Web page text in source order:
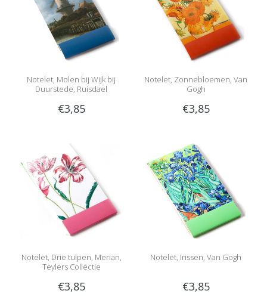
Notelet, Molen bij Wijk bij
Duurstede, Ruisdael
€3,85
Notelet, Zonnebloemen, Van
Gogh
€3,85
Notelet, Drie tulpen, Merian,
Teylers Collectie
€3,85
Notelet, Irissen, Van Gogh
€3,85